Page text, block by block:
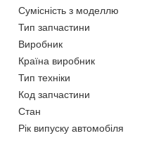
Сумісність з моделлю
Тип запчастини
Виробник
Країна виробник
Тип техніки
Код запчастини
Стан
Рік випуску автомобіля